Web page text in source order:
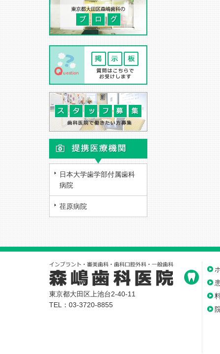
日本大学歯学部付属歯科
病院
荏原病院
東京都大田区上池台2-40-11
TEL：03-3720-8855